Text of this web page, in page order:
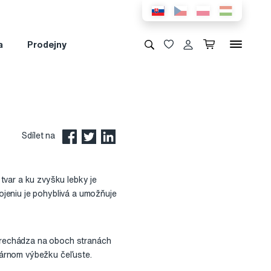
Prodejny
Sdílet na
a ku zvyšku lebky je
je pohyblivá a umožňuje
na oboch stranách
výbežku čeľuste.